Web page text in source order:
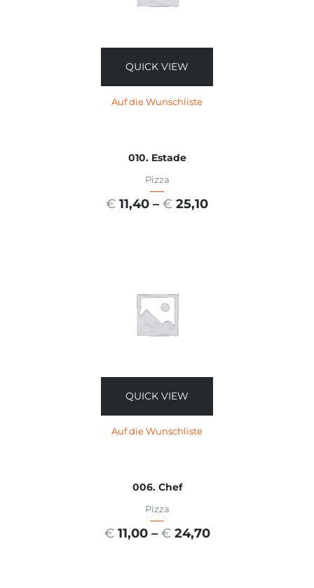
QUICK VIEW
Auf die Wunschliste
010. Estade
Pizza
€ 11,40 – € 25,10
QUICK VIEW
Auf die Wunschliste
006. Chef
Pizza
€ 11,00 – € 24,70